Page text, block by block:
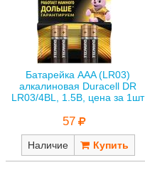
Батарейка AAA (LR03)
алкалиновая Duracell DR
LR03/4BL, 1.5В, цена за 1шт
57
Наличие